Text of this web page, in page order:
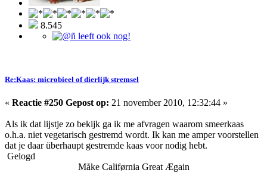
8.545
Re:Kaas: microbieel of dierlijk stremsel
« Reactie #250 Gepost op: 21 november 2010, 12:32:44 »
Als ik dat lijstje zo bekijk ga ik me afvragen waarom smeerkaas
o.h.a. niet vegetarisch gestremd wordt. Ik kan me amper voorstellen
dat je daar überhaupt gestremde kaas voor nodig hebt.
Gelogd
Måke Califørnia Great Ægain